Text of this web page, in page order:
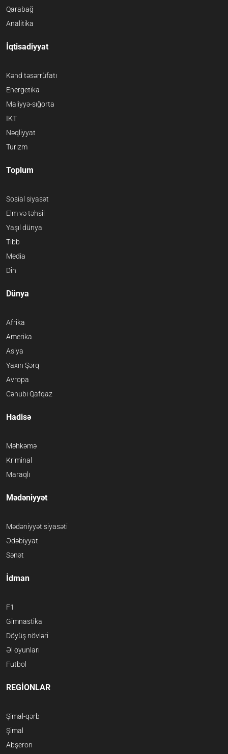
Qarabağ
Analitika
İqtisadiyyat
Kənd təsərrüfatı
Energetika
Maliyyə-sığorta
İKT
Nəqliyyat
Turizm
Toplum
Sosial siyasət
Elm və təhsil
Yaşıl dünya
Tibb
Media
Din
Dünya
Afrika
Amerika
Asiya
Yaxın Şərq
Avropa
Cənubi Qafqaz
Hadisə
Məhkəmə
Kriminal
Maraqlı
Mədəniyyət
Mədəniyyət siyasəti
Ədəbiyyat
Sənət
İdman
F1
Gimnastika
Döyüş növləri
Əl oyunları
Futbol
REGİONLAR
Şimal-qərb
Şimal
Abşeron